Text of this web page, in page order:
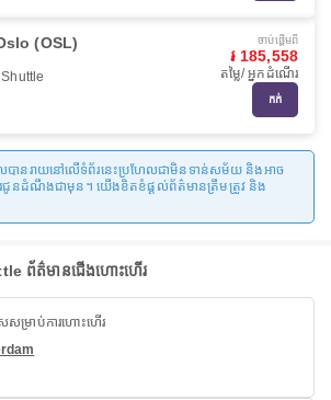
(OSL) ចាប់ផ្ដើមពី
៛ 185,558
តម្លៃ/ អ្នកដំណើរ
កក់
បានរាយនៅលើទំព័រនេះប្រហែលជាមិនទាន់សម័យ និងអាច
ារជូនដំណឹងជាមុន។ យើងខិតខំផ្តល់ព័ត៌មានត្រឹមត្រូវ និង
ព័ត៌មានជើងហោះហើរ
សម្រាប់ការហោះហើរ